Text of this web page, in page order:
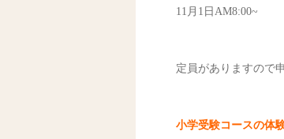
11月1日AM8:00~
定員がありますので
小学受験コースの体